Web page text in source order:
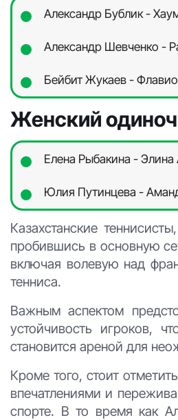
Александр Бублик -
Александр Шевченко -
Бейбит Жукаев -
Женский
Елена Рыбакина -
Юлия Путинцева -
Казахстанские
пробившись в основную
включая волевую над
тенниса.
Важным аспектом
устойчивость игроков,
становится ареной для
Кроме того, стоит
впечатлениями и
спорте. В то время как